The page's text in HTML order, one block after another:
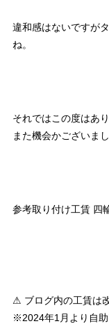
違和感はないですが
ね。
それではこの度はあ
また機会かございま
参考取り付け工賃 四
⚠ ブログ内の工賃は
※2024年1月より自